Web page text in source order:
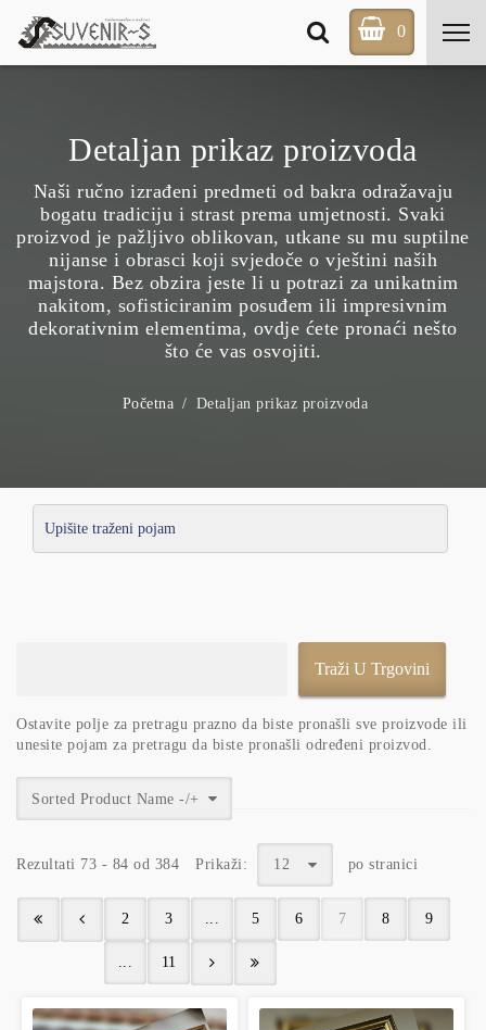
0
Detaljan prikaz proizvoda
Naši ručno izrađeni predmeti od bakra odražavaju
bogatu tradiciju i strast prema umjetnosti. Svaki
proizvod je pažljivo oblikovan, utkane su mu suptilne
nijanse i obrasci koji svjedoče o vještini naših
majstora. Bez obzira jeste li u potrazi za unikatnim
nakitom, sofisticiranim posuđem ili impresivnim
dekorativnim elementima, ovdje ćete pronaći nešto
što će vas osvojiti.
Početna Detaljan prikaz proizvoda
Ostavite polje za pretragu prazno da biste pronašli sve proizvode ili
unesite pojam za pretragu da biste pronašli određeni proizvod.
Sorted Product Name -/+
Rezultati 73 - 84 od 384 Prikaži: 12 po stranici
2 3 ... 5 6 7 8 9
... 11